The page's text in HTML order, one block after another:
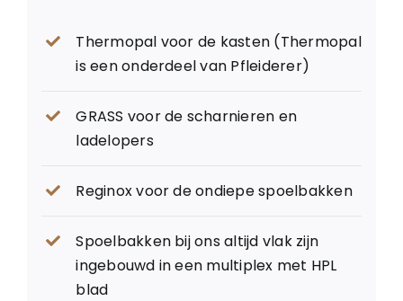
Thermopal voor de kasten (Thermopal
is een onderdeel van Pfleiderer)
GRASS voor de scharnieren en
ladelopers
Reginox voor de ondiepe spoelbakken
Spoelbakken bij ons altijd vlak zijn
ingebouwd in een multiplex met HPL
blad